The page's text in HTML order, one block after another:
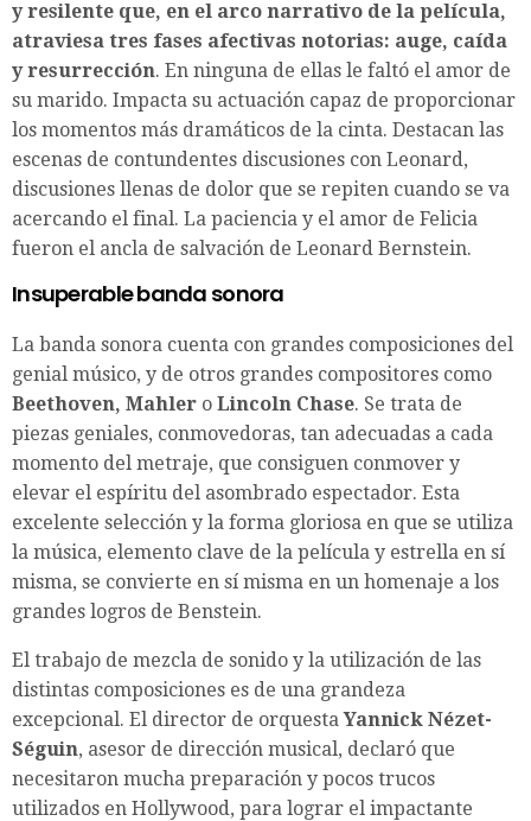
y resilente que, en el arco narrativo de la película,
atraviesa tres fases afectivas notorias: auge, caída
y resurrección. En ninguna de ellas le faltó el amor de
su marido. Impacta su actuación capaz de proporcionar
los momentos más dramáticos de la cinta. Destacan las
escenas de contundentes discusiones con Leonard,
discusiones llenas de dolor que se repiten cuando se va
acercando el final. La paciencia y el amor de Felicia
fueron el ancla de salvación de Leonard Bernstein.
Insuperable banda sonora
La banda sonora cuenta con grandes composiciones del
genial músico, y de otros grandes compositores como
Beethoven, Mahler o Lincoln Chase. Se trata de
piezas geniales, conmovedoras, tan adecuadas a cada
momento del metraje, que consiguen conmover y
elevar el espíritu del asombrado espectador. Esta
excelente selección y la forma gloriosa en que se utiliza
la música, elemento clave de la película y estrella en sí
misma, se convierte en sí misma en un homenaje a los
grandes logros de Benstein.
El trabajo de mezcla de sonido y la utilización de las
distintas composiciones es de una grandeza
excepcional. El director de orquestaYannick Nézet-
Séguin, asesor de dirección musical, declaró que
necesitaron mucha preparación y pocos trucos
utilizados en Hollywood, para lograr el impactante